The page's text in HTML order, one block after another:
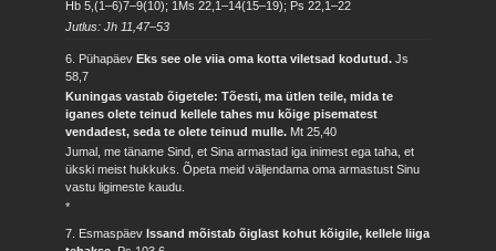
Hb 5,(1–6)7–9(10); 1Ms 22,1–14(15–19); Ps 22,1–22
Jutlus: Jh 11,47–53
6. PühapäevEks see ole viia oma kotta viletsad kodutud.Js
58,7
Kuningas vastab õigetele: Tõesti, ma ütlen teile, mida te
iganes olete teinud kellele tahes mu kõige pisematest
vendadest, seda te olete teinud mulle. Mt 25,40
Jumal, me täname Sind, et Sina armastad iga inimest ega taha, et
ükski meist hukkuks. Õpeta meid väljendama oma armastust Sinu
vastu ligimeste kaudu.
*
7. EsmaspäevIssand mõistab õiglast kohut kõigile, kellele liiga